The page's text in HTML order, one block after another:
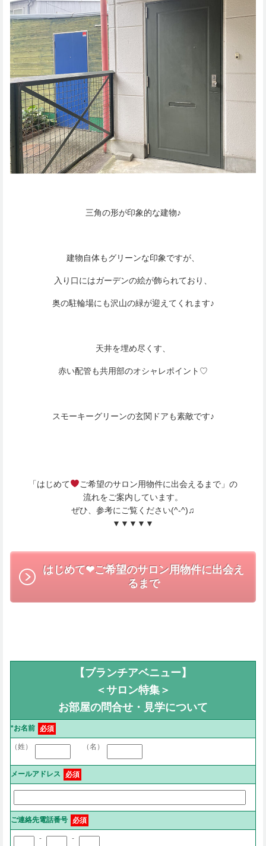
三角の形が印象的な建物♪
建物自体もグリーンな印象ですが、
入り口にはガーデンの絵が飾られており、
奥の駐輪場にも沢山の緑が迎えてくれます♪
天井を埋め尽くす、
赤い配管も共用部のオシャレポイント♡
スモーキーグリーンの玄関ドアも素敵です♪
「はじめて
ご希望のサロン用物件に出会えるまで」の
流れをご案内しています。
ぜひ、参考にご覧ください(^-^)♫
▼▼▼▼▼
はじめて❤︎ご希望のサロン用物件に出会え
るまで
【ブランチアベニュー】
＜サロン特集＞
お部屋の問合せ・見学について
*お名前 必須
（姓） （名）
メールアドレス 必須
ご連絡先電話番号 必須
- -